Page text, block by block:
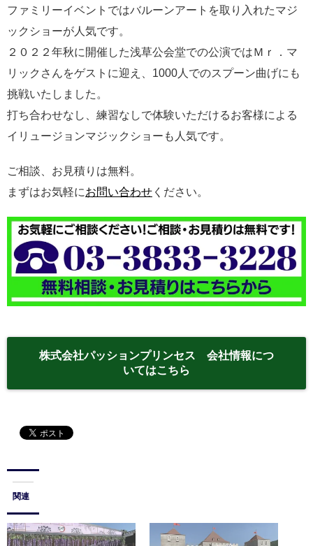
ファミリーイベントではバルーンアートを取り入れたマジ
ックショーが人気です。
２０２２年秋に開催した浅草公会堂での公演ではＭｒ．マ
リックさんをゲストに迎え、1000人でのスプーン曲げにも
挑戦いたしました。
打ち合わせなし、練習なしで体験いただけるお客様による
イリュージョンマジックショーも人気です。
ご相談、お見積りは無料。
まずはお気軽にお問い合わせ ください。
株式会社パッションプリンセス 会社情報につ
いてはこちら
関連